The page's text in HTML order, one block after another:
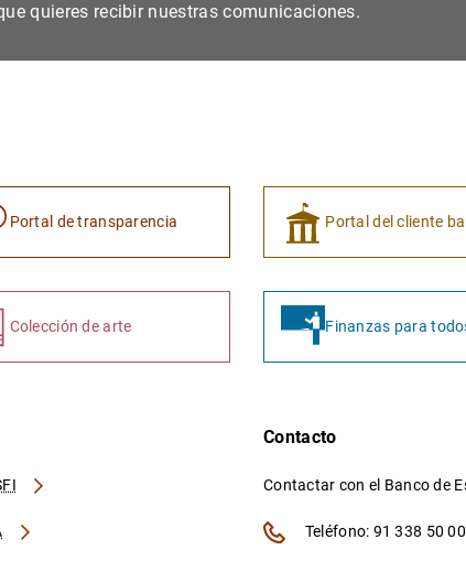
quieres recibir nuestras comunicaciones.
Portal de transparencia Portal del cliente
Colección de arte Finanzas para
Contacto
Contactar con el Banco de
Teléfono: 91 338 50 00